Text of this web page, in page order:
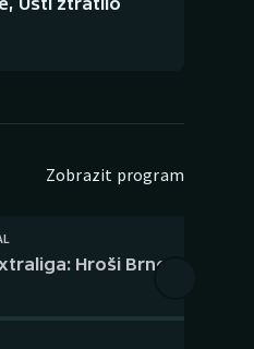
Zobrazit program
Hroši Brno – Eagles